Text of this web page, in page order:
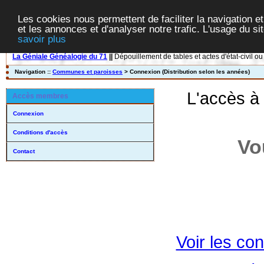
Les cookies nous permettent de faciliter la navigation
et les annonces et d'analyser notre trafic. L'usage du
savoir plus
La Géniale Généalogie du 71 Dépouillement de tables et actes d'état-civil
Navigation :: Communes et paroisses > Connexion (Distribution selon les années)
Accès membres
Connexion
Conditions d'accès
Contact
L'accès
Voir les